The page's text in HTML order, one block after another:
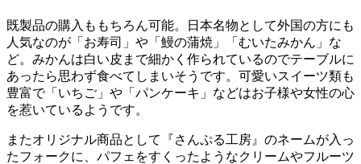
既製品の購入ももちろん可能。日本名物として外国の方にも
人気なのが「お寿司」や「鰻の蒲焼」「むいたみかん」な
ど。みかんは白い皮まで細かく作られているのでテーブルに
あったら思わず食べてしまいそうです。可愛いスイーツ類も
豊富で「いちご」や「パンケーキ」などはお子様や女性の心
を惹いているようです。
またオリジナル商品として『さんぷる工房』のネームが入っ
たフォークに、パフェをすくったようなクリームやフルーツ